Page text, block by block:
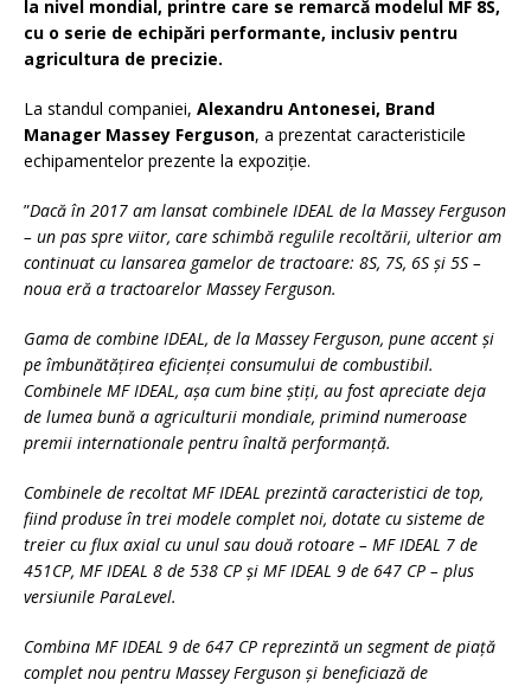
la nivel mondial, printre care se remarcă modelul MF 8S,
cu o serie de echipări performante, inclusiv pentru
agricultura de precizie.
La standul companiei, Alexandru Antonesei, Brand
Manager Massey Ferguson, a prezentat caracteristicile
echipamentelor prezente la expoziție.
”Dacă în 2017 am lansat combinele IDEAL de la Massey Ferguson
– un pas spre viitor, care schimbă regulile recoltării, ulterior am
continuat cu lansarea gamelor de tractoare: 8S, 7S, 6S și 5S –
noua eră a tractoarelor Massey Ferguson.
Gama de combine IDEAL, de la Massey Ferguson, pune accent şi
pe îmbunătăţirea eficienţei consumului de combustibil.
Combinele MF IDEAL, așa cum bine știți, au fost apreciate deja
de lumea bună a agriculturii mondiale, primind numeroase
premii internationale pentru înaltă performanţă.
Combinele de recoltat MF IDEAL prezintă caracteristici de top,
fiind produse în trei modele complet noi, dotate cu sisteme de
treier cu flux axial cu unul sau două rotoare – MF IDEAL 7 de
451CP, MF IDEAL 8 de 538 CP şi MF IDEAL 9 de 647 CP – plus
versiunile ParaLevel.
Combina MF IDEAL 9 de 647 CP reprezintă un segment de piaţă
complet nou pentru Massey Ferguson şi beneficiază de